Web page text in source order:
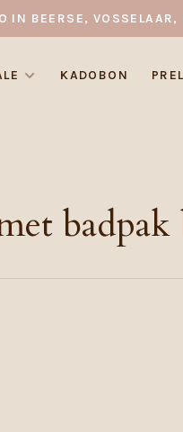
BEERSE,
KADOBON
badpak